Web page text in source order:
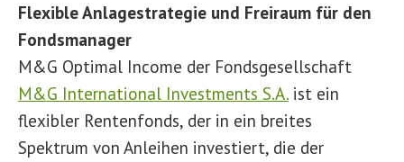
Flexible Anlagestrategie und Freiraum für den
Fondsmanager
M&G Optimal Income der Fondsgesellschaft
M&G International Investments S.A. ist ein
flexibler Rentenfonds, der in ein breites
Spektrum von Anleihen investiert, die der